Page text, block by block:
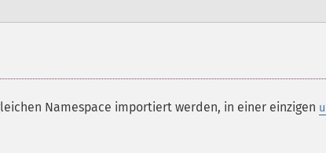
Namespace importiert werden, in einer einzigen